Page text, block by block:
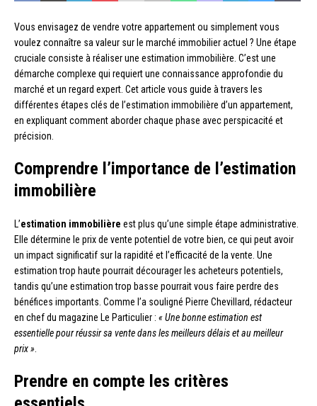
Vous envisagez de vendre votre appartement ou simplement vous
voulez connaître sa valeur sur le marché immobilier actuel ? Une étape
cruciale consiste à réaliser une estimation immobilière. C’est une
démarche complexe qui requiert une connaissance approfondie du
marché et un regard expert. Cet article vous guide à travers les
différentes étapes clés de l’estimation immobilière d’un appartement,
en expliquant comment aborder chaque phase avec perspicacité et
précision.
Comprendre l’importance de l’estimation
immobilière
L’estimation immobilière est plus qu’une simple étape administrative.
Elle détermine le prix de vente potentiel de votre bien, ce qui peut avoir
un impact significatif sur la rapidité et l’efficacité de la vente. Une
estimation trop haute pourrait décourager les acheteurs potentiels,
tandis qu’une estimation trop basse pourrait vous faire perdre des
bénéfices importants. Comme l’a souligné Pierre Chevillard, rédacteur
en chef du magazine Le Particulier : « Une bonne estimation est
essentielle pour réussir sa vente dans les meilleurs délais et au meilleur
prix »
Prendre en compte les critères